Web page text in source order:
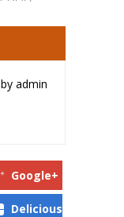
admin
Google+
Delicious